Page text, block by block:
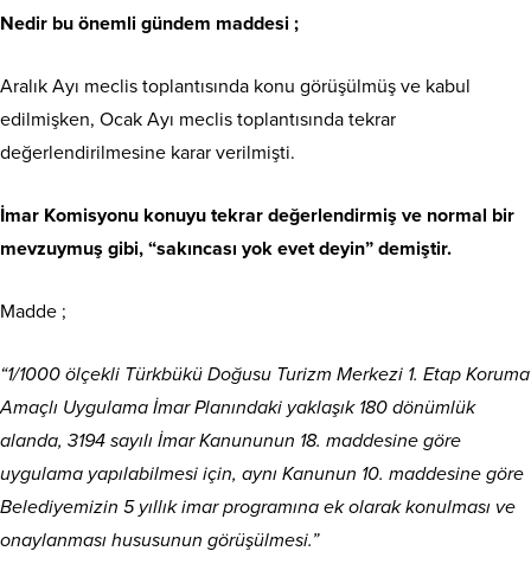
Nedir bu önemli gündem maddesi ;
Aralık Ayı meclis toplantısında konu görüşülmüş ve kabul
edilmişken, Ocak Ayı meclis toplantısında tekrar
değerlendirilmesine karar verilmişti.
İmar Komisyonu konuyu tekrar değerlendirmiş ve normal bir
mevzuymuş gibi, “sakıncası yok evet deyin” demiştir.
Madde ;
“1/1000 ölçekli Türkbükü Doğusu Turizm Merkezi 1. Etap Koruma
Amaçlı Uygulama İmar Planındaki yaklaşık 180 dönümlük
alanda, 3194 sayılı İmar Kanununun 18. maddesine göre
uygulama yapılabilmesi için, aynı Kanunun 10. maddesine göre
Belediyemizin 5 yıllık imar programına ek olarak konulması ve
onaylanması hususunun görüşülmesi.”